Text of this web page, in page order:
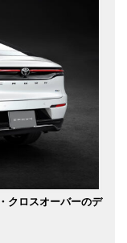
クロスオーバーのデ